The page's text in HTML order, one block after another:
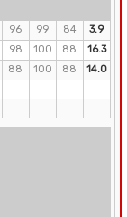
96 99 84
3.9
98 100 88
16.3
88 100 88 14.0